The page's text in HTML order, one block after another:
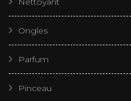
Ongles
Parfum
Pinceau